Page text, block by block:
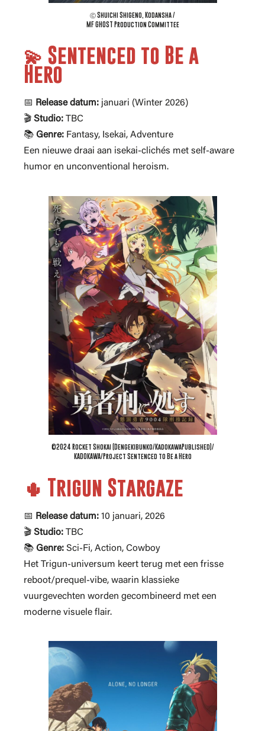
Ⓒ Shuichi Shigeno, Kodansha /
MF GHOST Production Committee
💫 Sentenced to Be a
Hero
📅 Release datum: januari (Winter 2026)
🎬 Studio: TBC
📚 Genre: Fantasy, Isekai, Adventure
Een nieuwe draai aan isekai-clichés met self-aware
humor en unconventional heroism.
©2024 Rocket Shokai (Dengekibunko/KadokawaPublished)/
KADOKAWA/Project Sentenced to Be a Hero
🌵 Trigun Stargaze
📅 Release datum: 10 januari, 2026
🎬 Studio: TBC
📚 Genre: Sci-Fi, Action, Cowboy
Het Trigun-universum keert terug met een frisse
reboot/prequel-vibe, waarin klassieke
vuurgevechten worden gecombineerd met een
moderne visuele flair.